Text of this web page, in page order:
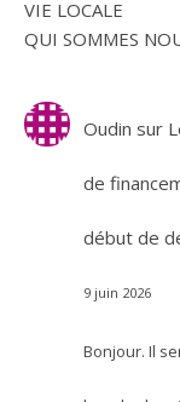
VIE LOCALE
QUI SOMMES
Oudin sur
de
début de
9 juin 2026
Bonjour. Il